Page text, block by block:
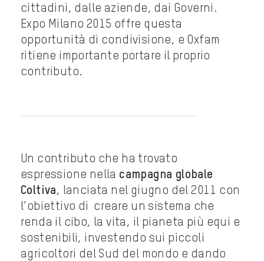
cittadini, dalle aziende, dai Governi.
Expo Milano 2015 offre questa
opportunità di condivisione, e Oxfam
ritiene importante portare il proprio
contributo.
Un contributo che ha trovato
espressione nella campagna globale
Coltiva, lanciata nel giugno del 2011 con
l’obiettivo di creare un sistema che
renda il cibo, la vita, il pianeta più equi e
sostenibili, investendo sui piccoli
agricoltori del Sud del mondo e dando